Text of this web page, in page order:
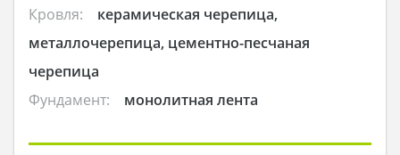
Кровля:
керамическая черепица,
металлочерепица, цементно-песчаная
черепица
Фундамент:
монолитная лента